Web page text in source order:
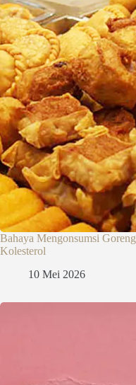
Bahaya Mengonsumsi
Kolesterol
10 Mei 2026